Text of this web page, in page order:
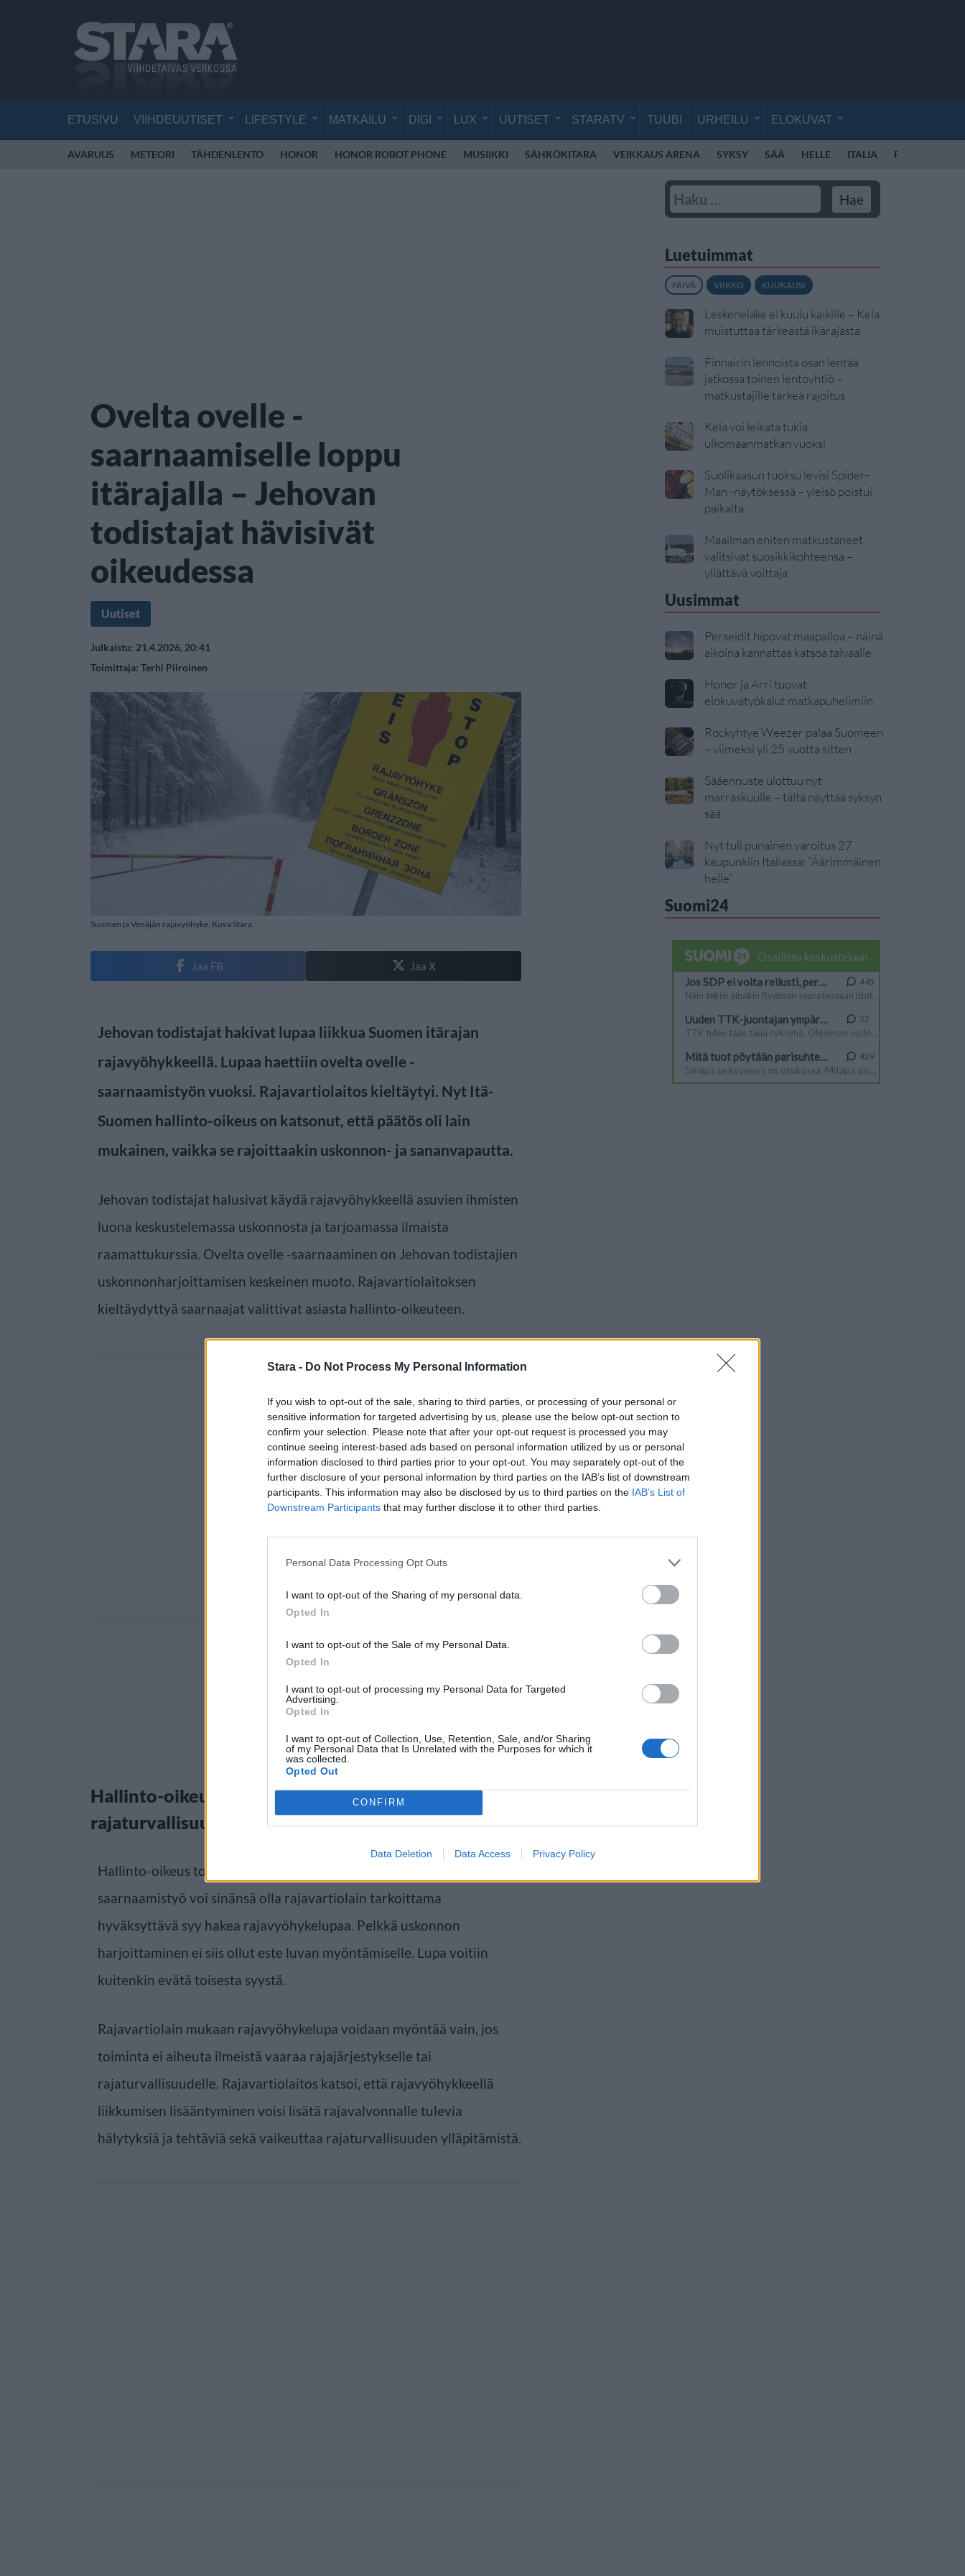
Stara - Do Not Process My Personal Information
If you wish to opt-out of the sale, sharing to third parties, or processing of your personal or
sensitive information for targeted advertising by us, please use the below opt-out section to
confirm your selection. Please note that after your opt-out request is processed you may
continue seeing interest-based ads based on personal information utilized by us or personal
information disclosed to third parties prior to your opt-out. You may separately opt-out of the
further disclosure of your personal information by third parties on the IAB’s list of downstream
participants. This information may also be disclosed by us to third parties on the IAB’s List of
Downstream Participants that may further disclose it to other third parties.
Personal Data Processing Opt Outs
I want to opt-out of the Sharing of my personal data.
Opted In
I want to opt-out of the Sale of my Personal Data.
Opted In
I want to opt-out of processing my Personal Data for Targeted
Advertising.
Opted In
I want to opt-out of Collection, Use, Retention, Sale, and/or Sharing
of my Personal Data that Is Unrelated with the Purposes for which it
was collected.
Opted Out
CONFIRM
Data Deletion Data Access Privacy Policy
ETUSIVU VIIHDEUUTISET LIFESTYLE MATKAILU DIGI LUX UUTISET STARATV TUUBI URHEILU ELOKUVAT
AVARUUS METEORI TÄHDENLENTO HONOR HONOR ROBOT PHONE MUSIIKKI SÄHKÖKITARA VEIKKAUS ARENA SYKSY SÄÄ HELLE ITALIA ROOMA
Ovelta ovelle -
saarnaamiselle loppu
itärajalla – Jehovan
todistajat hävisivät
oikeudessa
Uutiset
Julkaistu: 21.4.2026, 20:41
Toimittaja: Terhi Piiroinen
Suomen ja Venäjän rajavyöhyke. Kuva Stara
Jaa FB Jaa X
Jehovan todistajat hakivat lupaa liikkua Suomen itärajan
rajavyöhykkeellä. Lupaa haettiin ovelta ovelle -
saarnaamistyön vuoksi. Rajavartiolaitos kieltäytyi. Nyt Itä-
Suomen hallinto-oikeus on katsonut, että päätös oli lain
mukainen, vaikka se rajoittaakin uskonnon- ja sananvapautta.
Jehovan todistajat halusivat käydä rajavyöhykkeellä asuvien ihmisten
luona keskustelemassa uskonnosta ja tarjoamassa ilmaista
raamattukurssia. Ovelta ovelle -saarnaaminen on Jehovan todistajien
uskonnonharjoittamisen keskeinen muoto. Rajavartiolaitoksen
kieltäydyttyä saarnaajat valittivat asiasta hallinto-oikeuteen.
Hallinto-oikeus katsoi vaikeuttavan
rajaturvallisuuden ylläpitoa
Hallinto-oikeus totesi ratkaisussaan, että uskonnollinen
saarnaamistyö voi sinänsä olla rajavartiolain tarkoittama
hyväksyttävä syy hakea rajavyöhykelupaa. Pelkkä uskonnon
harjoittaminen ei siis ollut este luvan myöntämiselle. Lupa voitiin
kuitenkin evätä toisesta syystä.
Rajavartiolain mukaan rajavyöhykelupa voidaan myöntää vain, jos
toiminta ei aiheuta ilmeistä vaaraa rajajärjestykselle tai
rajaturvallisuudelle. Rajavartiolaitos katsoi, että rajavyöhykkeellä
liikkumisen lisääntyminen voisi lisätä rajavalvonnalle tulevia
hälytyksiä ja tehtäviä sekä vaikeuttaa rajaturvallisuuden ylläpitämistä.
Luetuimmat
PÄIVÄ VIIKKO KUUKAUSI
Leskeneläke ei kuulu kaikille – Kela
muistuttaa tärkeästä ikärajasta
Finnairin lennoista osan lentää
jatkossa toinen lentoyhtiö –
matkustajille tärkeä rajoitus
Kela voi leikata tukia
ulkomaanmatkan vuoksi
Suolikaasun tuoksu levisi Spider-
Man -näytöksessä – yleisö poistui
paikalta
Maailman eniten matkustaneet
valitsivat suosikkikohteensa –
yllättävä voittaja
Uusimmat
Perseidit hipovat maapalloa – näinä
aikoina kannattaa katsoa taivaalle
Honor ja Arri tuovat
elokuvatyökalut matkapuhelimiin
Rockyhtye Weezer palaa Suomeen
– viimeksi yli 25 vuotta sitten
Sääennuste ulottuu nyt
marraskuulle – tältä näyttää syksyn
sää
Nyt tuli punainen varoitus 27
kaupunkiin Italiassa: ”Äärimmäinen
helle”
Suomi24